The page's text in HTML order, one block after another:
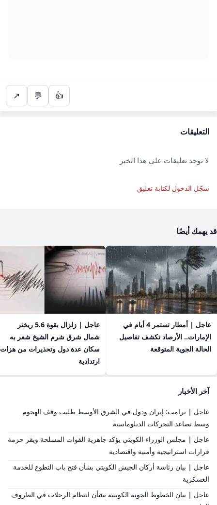
👍
💬
↗
التعليقات
لا توجد تعليقات على هذا الخبر
سجّل الدخول لكتابة تعليق
قد يهمك أيضًا
عاجل | أمطار تستمر 4 أيام في
الإمارات.. الأرصاد تكشف تفاصيل
الحالة الجوية المتوقعة
عاجل | زلزال بقوة 5.6 ريختر
شمال شرق شرم الشيخ شعر به
سكان عدة دول وتحذيرات من هزات
ارتدادية
آخر الأخبار
عاجل | ترامب: إيران ودول في الشرق الأوسط طلبت وقف الهجوم
وسط تصاعد التحركات الدبلوماسية
عاجل | مجلس الوزراء الكويتي يؤكد جاهزية القوات المسلحة ويقر حزمة
قرارات استراتيجية وأمنية واقتصادية
عاجل | بيان رئاسة أركان الجيش الكويتي بشأن فتح باب التطوع للخدمة
العسكرية
عاجل | بيان الخطوط الجوية الكويتية بشأن انتظام الرحلات في الظروف